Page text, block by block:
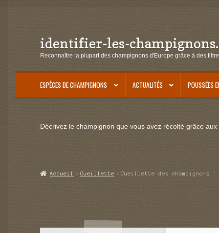
Aller
à
navigation
Aller
au
identifier-les-
Reconnaître la plupart des champignons d'Europe grâce à des
ESPÈCES DE CHAMPIGNONS ACTUALITÉS POUSSÉES
Décrivez le champignon que vous avez récolté grâce
Accueil Cueillette Cueillette des champignons